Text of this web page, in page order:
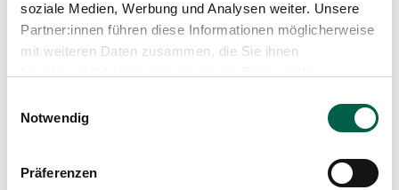
soziale Medien, Werbung und Analysen weiter. Unsere
Partner:innen führen diese Informationen möglicherweise
mit weiteren Daten zusammen, die Sie ihnen
Notwendig
Präferenzen